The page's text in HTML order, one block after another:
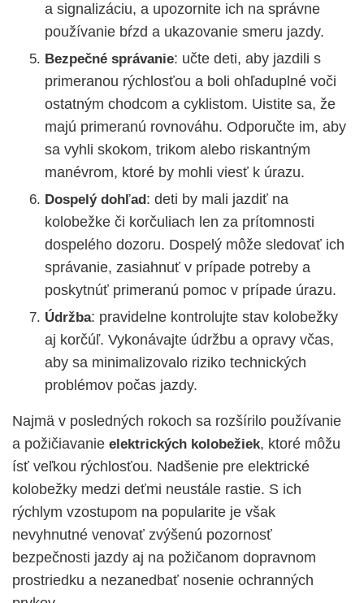
a signalizáciu, a upozornite ich na správne
používanie bŕzd a ukazovanie smeru jazdy.
Bezpečné správanie: učte deti, aby jazdili s
primeranou rýchlosťou a boli ohľaduplné voči
ostatným chodcom a cyklistom. Uistite sa, že
majú primeranú rovnováhu. Odporučte im, aby
sa vyhli skokom, trikom alebo riskantným
manévrom, ktoré by mohli viesť k úrazu.
Dospelý dohľad : deti by mali jazdiť na
kolobežke či korčuliach len za prítomnosti
dospelého dozoru. Dospelý môže sledovať ich
správanie, zasiahnuť v prípade potreby a
poskytnúť primeranú pomoc v prípade úrazu.
Údržba: pravidelne kontrolujte stav kolobežky
aj korčúľ. Vykonávajte údržbu a opravy včas,
aby sa minimalizovalo riziko technických
problémov počas jazdy.
Najmä v posledných rokoch sa rozšírilo používanie
a požičiavanie elektrických kolobežiek, ktoré môžu
ísť veľkou rýchlosťou. Nadšenie pre elektrické
kolobežky medzi deťmi neustále rastie. S ich
rýchlym vzostupom na popularite je však
nevyhnutné venovať zvýšenú pozornosť
bezpečnosti jazdy aj na požičanom dopravnom
prostriedku a nezanedbať nosenie ochranných